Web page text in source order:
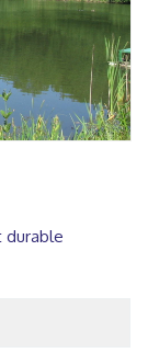
durable